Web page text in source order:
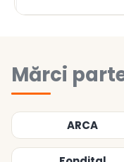
Mărci
ARCA